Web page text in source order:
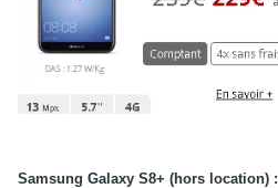
Samsung Galaxy S8+ (hors location) :